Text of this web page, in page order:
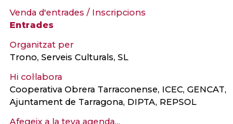
Venda d'entrades / Inscripcions
Entrades
Organitzat per
Trono, Serveis Culturals, SL
Hi col·labora
Cooperativa Obrera Tarraconense, ICEC, GENCAT,
Ajuntament de Tarragona, DIPTA, REPSOL
Afegeix a la teva agenda...